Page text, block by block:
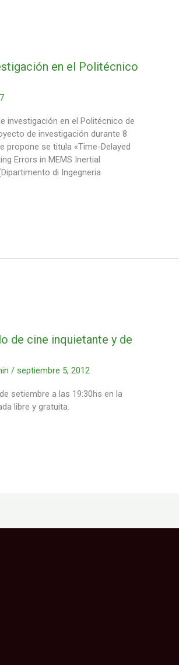
en el Politécnico
investigación en el Politécnico de
de investigación durante 8
propone se titula «Time-Delayed
Errors in MEMS Inertial
di Ingegneria
de cine inquietante y de
/septiembre 5, 2012
setiembre a las 19:30hs en la
libre y gratuita.